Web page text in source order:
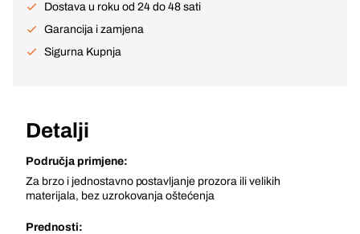
Dostava u roku od 24 do 48 sati
Garancija i zamjena
Sigurna Kupnja
Detalji
Područja primjene:
Za brzo i jednostavno postavljanje prozora ili velikih
materijala, bez uzrokovanja oštećenja
Prednosti: